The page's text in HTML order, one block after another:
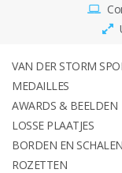
Awards & Beelden
Losse Plaatjes
Borden en schalen
Rozetten
VAN DER STORM
MEDAILLES
AWARDS & BEELDEN
LOSSE PLAATJES
BORDEN EN SCHALEN
ROZETTEN